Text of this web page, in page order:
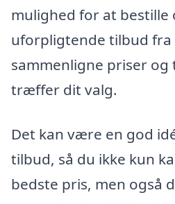
mulighed for at bestille
uforpligtende tilbud fra
sammenligne priser og
træffer dit valg.
Det kan være en god
tilbud, så du ikke kun
bedste pris, men også